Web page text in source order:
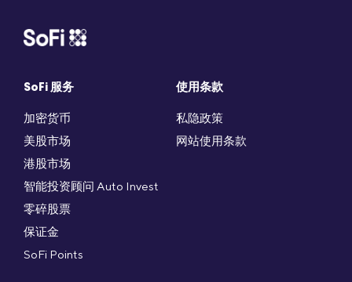
SoFi 服务
加密货币
美股市场
港股市场
智能投资顾问 Auto Invest
零碎股票
保证金
SoFi Points
使用条款
私隐政策
网站使用条款